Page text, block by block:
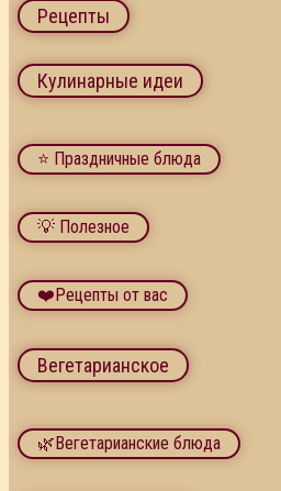
Рецепты
Кулинарные идеи
⭐ Праздничные блюда
💡 Полезное
❤️Рецепты от вас
Вегетарианское
🌿Вегетарианские блюда